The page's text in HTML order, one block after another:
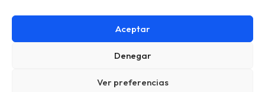
Aceptar
Denegar
Ver preferencias
Cra 36 N 25 B 39 Bogotá, Colombia